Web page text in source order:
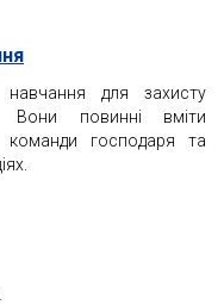
для захисту
Вони повинні вміти
команди господаря та